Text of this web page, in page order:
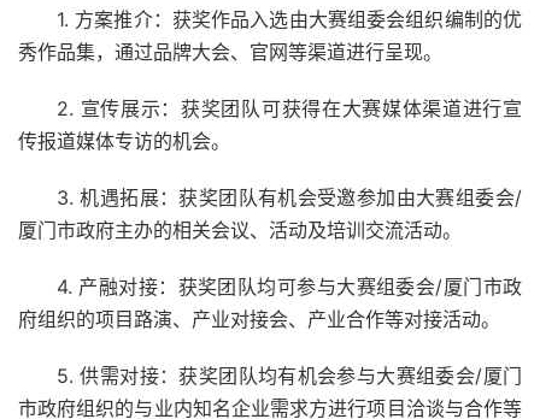
1. 方案推介：获奖作品入选由大赛组委会组织编制的优
秀作品集，通过品牌大会、官网等渠道进行呈现。
2. 宣传展示：获奖团队可获得在大赛媒体渠道进行宣
传报道媒体专访的机会。
3. 机遇拓展：获奖团队有机会受邀参加由大赛组委会/
厦门市政府主办的相关会议、活动及培训交流活动。
4. 产融对接：获奖团队均可参与大赛组委会/厦门市政
府组织的项目路演、产业对接会、产业合作等对接活动。
5. 供需对接：获奖团队均有机会参与大赛组委会/厦门
市政府组织的与业内知名企业需求方进行项目洽谈与合作等